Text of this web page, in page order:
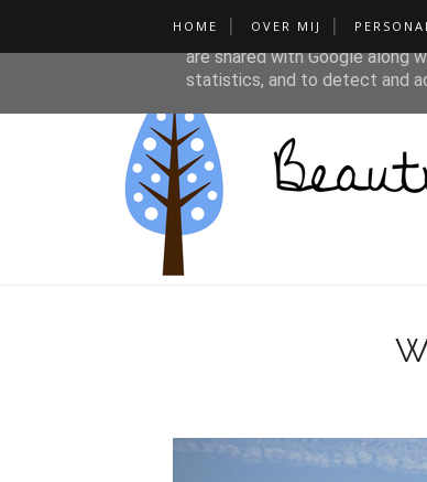
HOME OVER MIJ
This site uses cookies from
are shared with Google along
statistics, and to detect and